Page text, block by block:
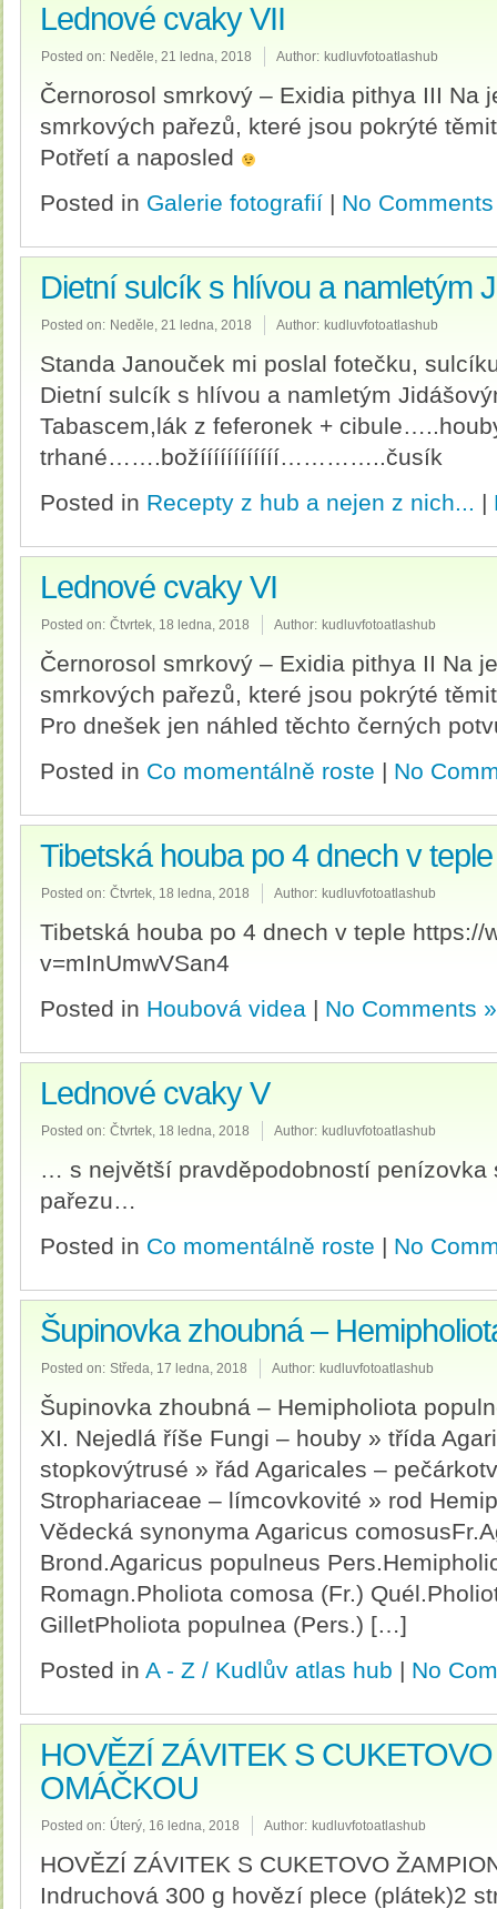
Lednové cvaky VII
Posted on: Neděle, 21 ledna, 2018 Author: kudluvfotoatlashub
Černorosol smrkový – Exidia pithya III Na
smrkových pařezů, které jsou pokrýté
Potřetí a naposled
Posted in Galerie fotografií | No
Dietní sulcík s hlívou a namletým
Posted on: Neděle, 21 ledna, 2018 Author: kudluvfotoatlashub
Standa Janouček mi poslal fotečku,
Dietní sulcík s hlívou a namletým
Tabascem,lák z feferonek +
trhané…….božíííííííííííí…………..čusík
Posted in Recepty z hub a nejen z nich... |
Lednové cvaky VI
Posted on: Čtvrtek, 18 ledna, 2018 Author: kudluvfotoatlashub
Černorosol smrkový – Exidia pithya II Na
smrkových pařezů, které jsou pokrýté
Pro dnešek jen náhled těchto černých
Posted in Co momentálně roste | No
Tibetská houba po 4 dnech v teple
Posted on: Čtvrtek, 18 ledna, 2018 Author: kudluvfotoatlashub
Tibetská houba po 4 dnech v teple https://
v=mInUmwVSan4
Posted in Houbová videa | No Comments »
Lednové cvaky V
Posted on: Čtvrtek, 18 ledna, 2018 Author: kudluvfotoatlashub
… s největší pravděpodobností penízovka
pařezu…
Posted in Co momentálně roste | No
Šupinovka zhoubná –
Posted on: Středa, 17 ledna, 2018 Author: kudluvfotoatlashub
Šupinovka zhoubná – Hemipholiota
XI. Nejedlá říše Fungi – houby » třída
stopkovýtrusé » řád Agaricales –
Strophariaceae – límcovkovité » rod
Vědecká synonyma Agaricus
Brond.Agaricus populneus
Romagn.Pholiota comosa (Fr.)
GilletPholiota populnea (Pers.) […]
Posted in A - Z / Kudlův atlas hub | No
HOVĚZÍ ZÁVITEK S
OMÁČKOU
Posted on: Úterý, 16 ledna, 2018 Author: kudluvfotoatlashub
HOVĚZÍ ZÁVITEK S CUKETOVO
Indruchová 300 g hovězí plece (plátek)2